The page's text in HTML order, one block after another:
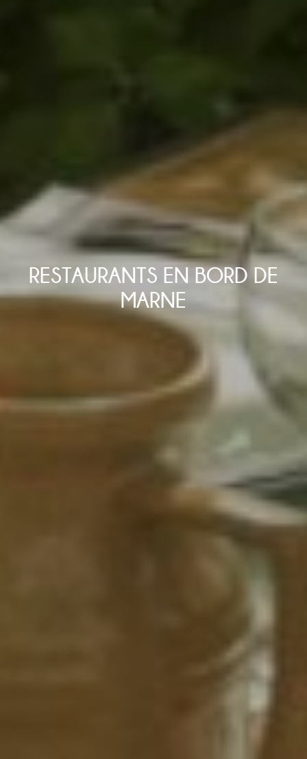
RESTAURANTS EN BORD DE
MARNE